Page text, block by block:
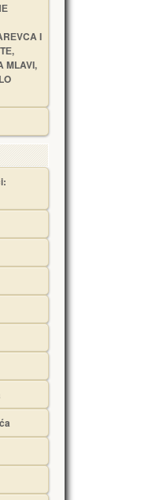
I
MLAVI,